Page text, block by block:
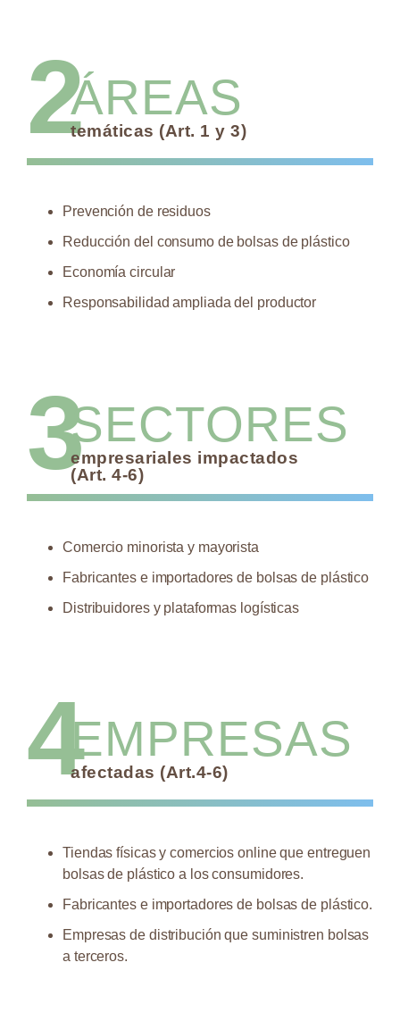
2ÁREAS
temáticas (Art. 1 y 3)
Prevención de residuos
Reducción del consumo de bolsas de plástico
Economía circular
Responsabilidad ampliada del productor
3SECTORES
empresariales impactados
(Art. 4-6)
Comercio minorista y mayorista
Fabricantes e importadores de bolsas de plástico
Distribuidores y plataformas logísticas
4EMPRESAS
afectadas (Art.4-6)
Tiendas físicas y comercios online que entreguen
bolsas de plástico a los consumidores.
Fabricantes e importadores de bolsas de plástico.
Empresas de distribución que suministren bolsas
a terceros.